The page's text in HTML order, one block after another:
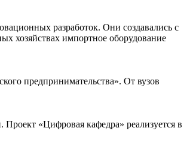
разработок. Они создавались с
хозяйствах импортное оборудование
предпринимательства». От вузов
«Цифровая кафедра» реализуется в